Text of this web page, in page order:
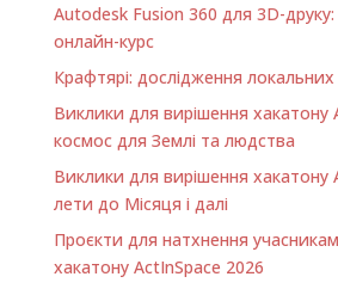
Autodesk Fusion 360 для 3D-
онлайн-курс
Крафтярі: дослідження локальних
Виклики для вирішення хакатону
космос для Землі та людства
Виклики для вирішення хакатону
лети до Місяця і далі
Проєкти для натхнення
хакатону ActInSpace 2026